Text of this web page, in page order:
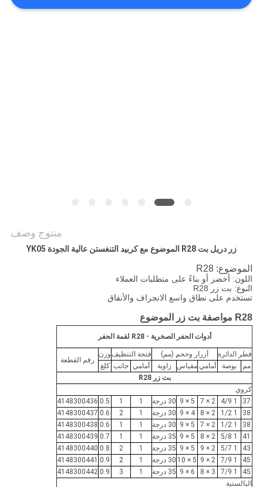
اطلب
منتوج وصف
زر دريل بت R28 الموضوع مع كربيد التنغستن عالية الجودة YK05
الموضوع: R28
اللون: أخضر أو ​​بناءً على متطلبات العملاء
النوع: بت زر R28
تستخدم على نطاق واسع الانجراف والأنفاق
R28 مواصفة بت زر الموضوع
أدوات الحفر الصخرية - R28 لقمة الحفر
قطر الدائرة أزرار وحجم (مم) فتحة التنظيفوزن
رقم القطعة
مم بوصة أمامي مقياس زاوية أمامي جانب كلغ
بت زر R28
كروي
37
1 4/9
2 × 7
5 × 9 30 درجة 1
1
0.5
4148300436
38
1 1/2
2 × 8
4 × 9 30 درجة 1
2
0.6
4148300437
38
1 1/2
2 × 7
5 × 9 30 درجة 1
1
0.6
4148300438
41
1 5/8
2 × 8
5 × 9 35 درجة 1
1
0.7
4148300439
43
1 5/7
2 × 9
5 × 9 35 درجة 1
2
0.8
4148300440
45
1 7/9
2 × 9
5 × 10 30 درجة 1
2
0.9
4148300441
45
1 7/9
3 × 8
6 × 9 35 درجة 1
3
0.9
4148300442
البالستية